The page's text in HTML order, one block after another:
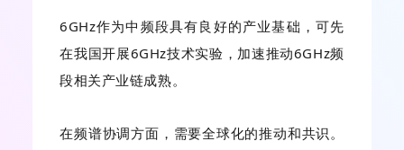
6GHz作为中频段具有良好的产业基础，可先
在我国开展6GHz技术实验，加速推动6GHz频
段相关产业链成熟。
在频谱协调方面，需要全球化的推动和共识。